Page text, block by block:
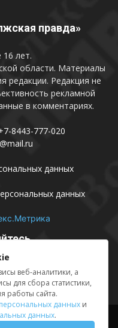
правда»
лет.
области. Материалы
редакции. Редакция не
рекламной
в комментариях.
8443-777-020
данных
данных
Sing in
веб-аналитики, а
для сбора статистики,
работы сайта.
данных и
данных.